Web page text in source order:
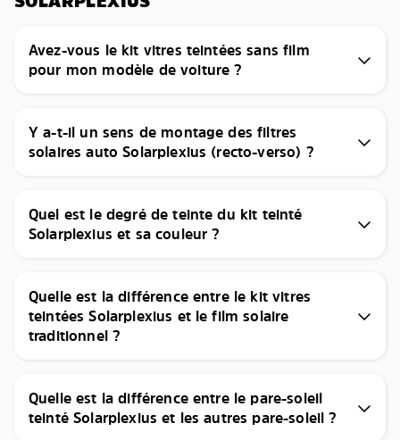
Avez-vous le kit vitres teintées sans film
pour mon modèle de voiture ?
Y a-t-il un sens de montage des filtres
solaires auto Solarplexius (recto-verso) ?
Quel est le degré de teinte du kit teinté
Solarplexius et sa couleur ?
Quelle est la différence entre le kit vitres
teintées Solarplexius et le film solaire
traditionnel ?
Quelle est la différence entre le pare-soleil
teinté Solarplexius et les autres pare-soleil ?